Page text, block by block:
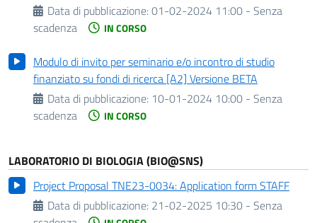
Data di pubblicazione:01-02-2024 11:00 - Senza
scadenza
IN CORSO
Modulo di invito per seminario e/o incontro di studio
finanziato su fondi di ricerca [A2] Versione BETA
Data di pubblicazione: 10-01-2024 10:00 - Senza
scadenza
IN CORSO
LABORATORIO DI BIOLOGIA (BIO@SNS)
Project Proposal TNE23-0034: Application form STAFF
Data di pubblicazione: 21-02-2025 10:30 - Senza